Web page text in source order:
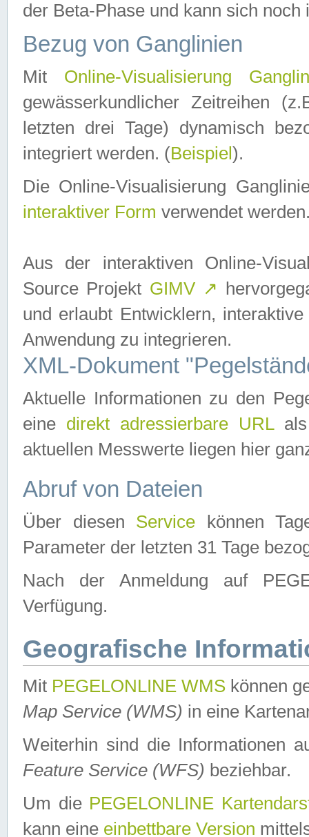
der Beta-Phase und kann sich noch
Bezug von Ganglinien
Mit Online-Visualisierung
gewässerkundlicher Zeitreihen
letzten drei Tage) dynamisch
integriert werden. (Beispiel ).
Die Online-Visualisierung
interaktiver Form verwendet
Aus der interaktiven Online-
Source Projekt GIMV ↗
und erlaubt Entwicklern,
Anwendung zu integrieren.
XML-Dokument
Aktuelle Informationen zu den
eine direkt adressierbare URLals
aktuellen Messwerte liegen hier
Abruf von Dateien
Über diesen Service können
Parameter der letzten 31 Tage
Nach der Anmeldung auf
Verfügung.
Geografische
Mit PEGELONLINE WMS können
Map Service (WMS) in eine
Weiterhin sind die Informationen
Feature Service (WFS) beziehbar.
Um die PEGELONLINE
kann eine einbettbare Version